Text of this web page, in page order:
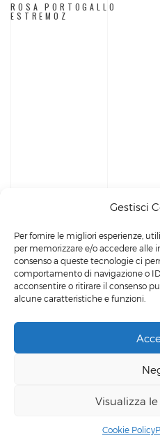
Gestisci
Per fornire le migliori esperienze,
per memorizzare e/o accedere alle
consenso a queste tecnologie ci
comportamento di navigazione o
acconsentire o ritirare il consenso
alcune caratteristiche e funzioni.
Visualizza
Cookie Policy
ROSA PORTOGALLO
ESTREMOZ
Powered
Privacy Policy